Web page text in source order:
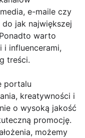
e-maile czy
jak największej
warto
i influencerami,
treści.
portalu
kreatywności i
o wysoką jakość
promocję.
możemy